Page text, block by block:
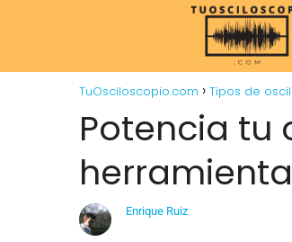
TuOsciloscopio.com Tipos de
Potencia tu
Enrique Ruiz